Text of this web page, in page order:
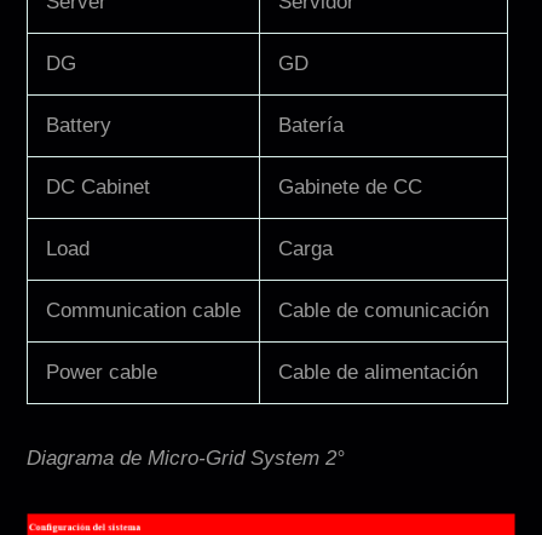
DG GD
Battery Batería
DC Cabinet Gabinete de CC
Load Carga
Communication cable Cable de comunicación
Power cable Cable de alimentación
Diagrama de Micro-Grid System 2°